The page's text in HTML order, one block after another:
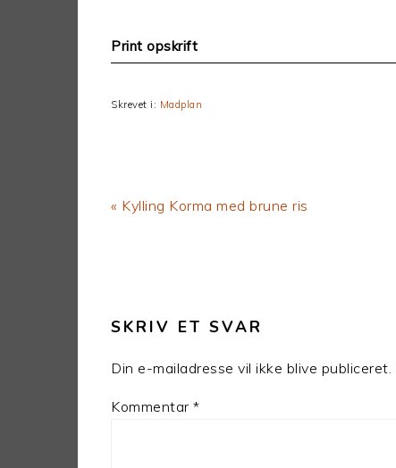
Print opskrift
Skrevet i: Madplan
Previous
« Kylling Korma med brune ris
SKRIV ET SVAR
Din e-mailadresse vil ikke blive publiceret.
Kommentar *